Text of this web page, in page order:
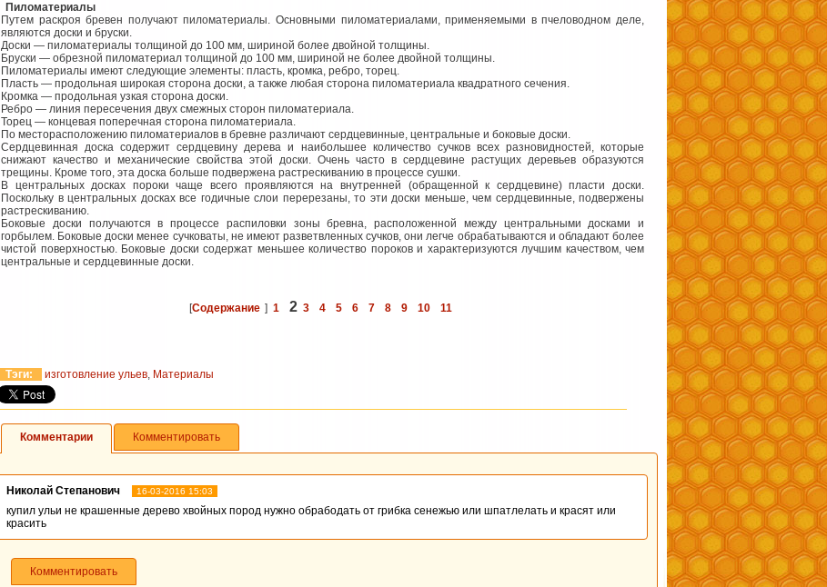
Пиломатериалы
Путем раскроя бревен получают пиломатериалы. Основными пиломатериалами, применяемыми в пчеловодном деле,
являются доски и бруски.
Доски — пиломатериалы толщиной до 100 мм, шириной более двойной толщины.
Бруски — обрезной пиломатериал толщиной до 100 мм, шириной не более двойной толщины.
Пиломатериалы имеют следующие элементы: пласть, кромка, ребро, торец.
Пласть — продольная широкая сторона доски, а также любая сторона пиломатериала квадратного сечения.
Кромка — продольная узкая сторона доски.
Ребро — линия пересечения двух смежных сторон пиломатериала.
Торец — концевая поперечная сторона пиломатериала.
По месторасположению пиломатериалов в бревне различают сердцевинные, центральные и боковые доски.
Сердцевинная доска содержит сердцевину дерева и наибольшее количество сучков всех разновидностей, которые
снижают качество и механические свойства этой доски. Очень часто в сердцевине растущих деревьев образуются
трещины. Кроме того, эта доска больше подвержена растрескиванию в процессе сушки.
В центральных досках пороки чаще всего проявляются на внутренней (обращенной к сердцевине) пласти доски.
Поскольку в центральных досках все годичные слои перерезаны, то эти доски меньше, чем сердцевинные, подвержены
растрескиванию.
Боковые доски получаются в процессе распиловки зоны бревна, расположенной между центральными досками и
горбылем. Боковые доски менее сучковаты, не имеют разветвленных сучков, они легче обрабатываются и обладают более
чистой поверхностью. Боковые доски содержат меньшее количество пороков и характеризуются лучшим качеством, чем
центральные и сердцевинные доски.
[Содержание ] 1 2 3 4 5 6 7 8 9 10 11
Тэги: изготовление ульев, Материалы
Комментарии Комментировать
Николай Степанович 16-03-2016 15:03
купил ульи не крашенные дерево хвойных пород нужно обрабодать от грибка сенежью или шпатлелать и красят или
красить
Комментировать